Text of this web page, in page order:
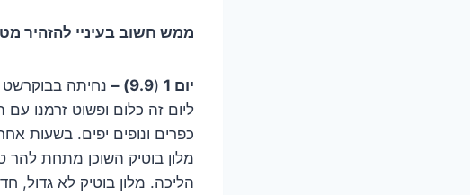
ממש חשוב בעיניי להזהיר
יום 1 (
9.9) –
נחיתה
מלון בוטיק השוכן מתחת
הליכה. מלון בוטיק לא גדול,